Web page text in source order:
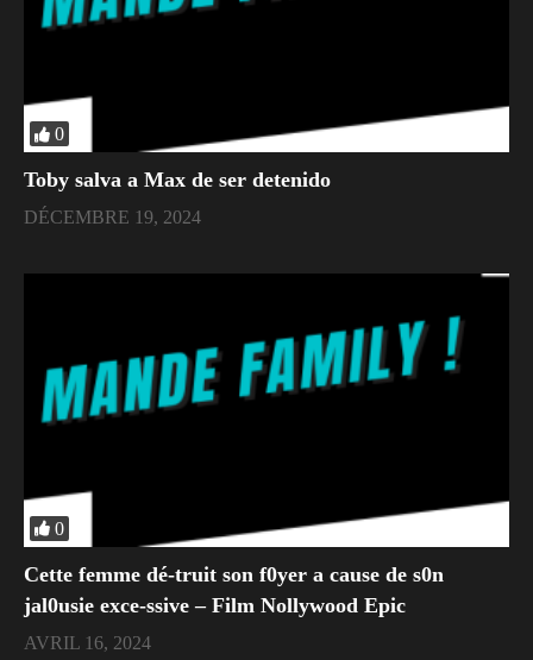
0
Toby salva a Max de ser detenido
DÉCEMBRE 19, 2024
0
Cette femme dé-truit son f0yer a cause de s0n
jal0usie exce-ssive – Film Nollywood Epic
AVRIL 16, 2024